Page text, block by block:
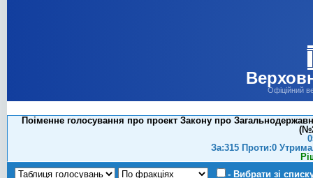
Офіційний
Поіменне голосування про проект Закону про
За:315 Проти:0
- Вибрати зі